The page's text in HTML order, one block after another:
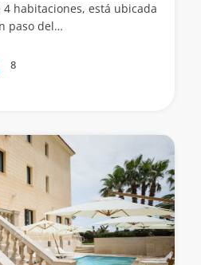
4 habitaciones, está ubicada
paso del…
8